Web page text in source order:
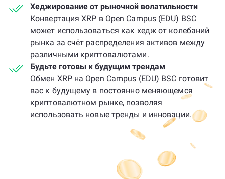
Хеджирование от рыночной волатильности
Конвертация XRP в Open Campus (EDU) BSC
может использоваться как хедж от колебаний
рынка за счёт распределения активов между
различными криптовалютами.
Будьте готовы к будущим трендам
Обмен XRP на Open Campus (EDU) BSC готовит
вас к будущему в постоянно меняющемся
криптовалютном рынке, позволяя
использовать новые тренды и инновации.